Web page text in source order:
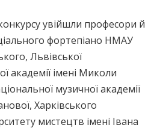
увійшли професори й
фортепіано НМАУ
Львівської
академії імені Миколи
музичної академії
Харківського
мистецтв імені Івана